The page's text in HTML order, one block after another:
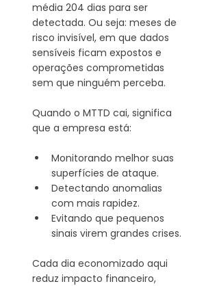
média 204 dias para ser
detectada. Ou seja: meses de
risco invisível, em que dados
sensíveis ficam expostos e
operações comprometidas
sem que ninguém perceba.
Quando o MTTD cai, significa
que a empresa está:
Monitorando melhor suas
superfícies de ataque.
Detectando anomalias
com mais rapidez.
Evitando que pequenos
sinais virem grandes crises.
Cada dia economizado aqui
reduz impacto financeiro,